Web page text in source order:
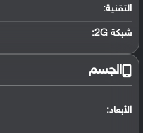
التقنية:
شبكة 2G:
الجسم
الأبعاد: